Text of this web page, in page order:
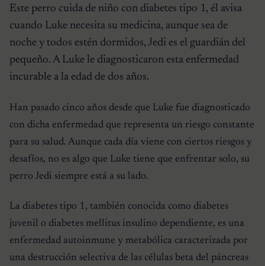
Este perro cuida de niño con diabetes tipo 1, él avisa
cuando Luke necesita su medicina, aunque sea de
noche y todos estén dormidos, Jedi es el guardián del
pequeño. A Luke le diagnosticaron esta enfermedad
incurable a la edad de dos años.
Han pasado cinco años desde que Luke fue diagnosticado
con dicha enfermedad que representa un riesgo constante
para su salud. Aunque cada día viene con ciertos riesgos y
desafíos, no es algo que Luke tiene que enfrentar solo, su
perro Jedi siempre está a su lado.
La diabetes tipo 1, también conocida como diabetes
juvenil o diabetes mellitus insulino dependiente, es una
enfermedad autoinmune y metabólica caracterizada por
una destrucción selectiva de las células beta del páncreas